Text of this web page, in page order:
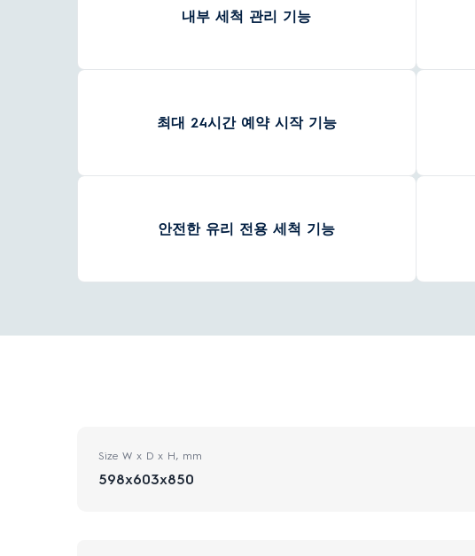
내부 세척 관리 기능
최대 24시간 예약 시작 기능
안전한 유리 전용 세척 기능
Size W x D x H, mm
598x603x850